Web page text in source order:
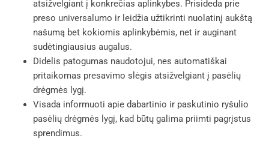
atsižvelgiant į konkrečias aplinkybes. Prisideda prie
preso universalumo ir leidžia užtikrinti nuolatinį aukštą
našumą bet kokiomis aplinkybėmis, net ir auginant
sudėtingiausius augalus.
Didelis patogumas naudotojui, nes automatiškai
pritaikomas presavimo slėgis atsižvelgiant į pasėlių
drėgmės lygį.
Visada informuoti apie dabartinio ir paskutinio ryšulio
pasėlių drėgmės lygį, kad būtų galima priimti pagrįstus
sprendimus.